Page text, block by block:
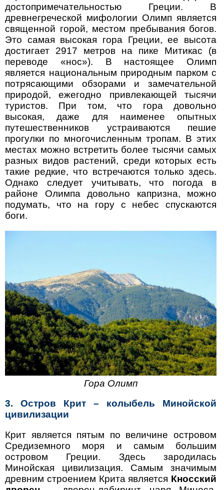
достопримечательностью Греции. В
древнегреческой мифологии Олимп является
священной горой, местом пребывания богов.
Это самая высокая гора Греции, ее высота
достигает 2917 метров на пике Митикас (в
переводе «нос»). В настоящее Олимп
является национальным природным парком с
потрясающими обзорами и замечательной
природой, ежегодно привлекающей тысячи
туристов. При том, что гора довольно
высокая, даже для наименее опытных
путешественников устраиваются пешие
прогулки по многочисленным тропам. В этих
местах можно встретить более тысячи самых
разных видов растений, среди которых есть
такие редкие, что встречаются только здесь.
Однако следует учитывать, что погода в
районе Олимпа довольно капризна, можно
подумать, что на гору с небес спускаются
боги.
Гора Олимп
3. Остров Крит – колыбель Минойской
цивилизации
Крит является пятым по величине островом
Средиземного моря и самым большим
островом Греции. Здесь зародилась
Минойская цивилизация. Самым значимым
древним строением Крита является Кносский